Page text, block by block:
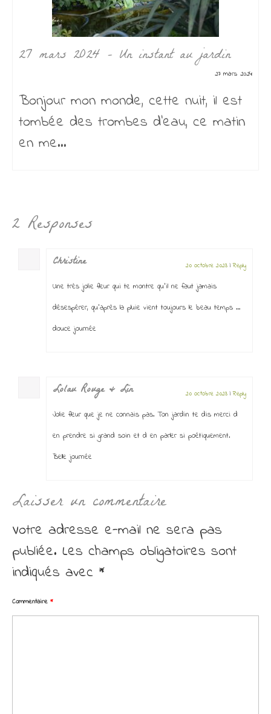
27 mars 2024 – Un instant au jardin
27 mars 2024
Bonjour mon monde, cette nuit, il est
tombée des trombes d’eau, ce matin
en me...
2 Responses
Christine 20 octobre 2023 |Reply
Une très jolie fleur qui te montre qu’il ne faut jamais
désespérer, qu’après la pluie vient toujours le beau temps …
douce journée
Lolau Rouge & Lin 20 octobre 2023 |Reply
Jolie fleur que je ne connais pas. Ton jardin te dis merci d
en prendre si grand soin et d en parler si poétiquement.
Belle journée
Laisser un commentaire
Votre adresse e-mail ne sera pas
publiée. Les champs obligatoires sont
indiqués avec *
Commentaire *